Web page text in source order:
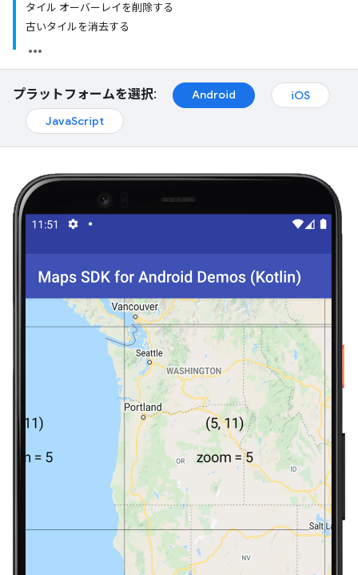
タイル オーバーレイを削除する
古いタイルを消去する
プラットフォームを選択: Android
iOS
JavaScript